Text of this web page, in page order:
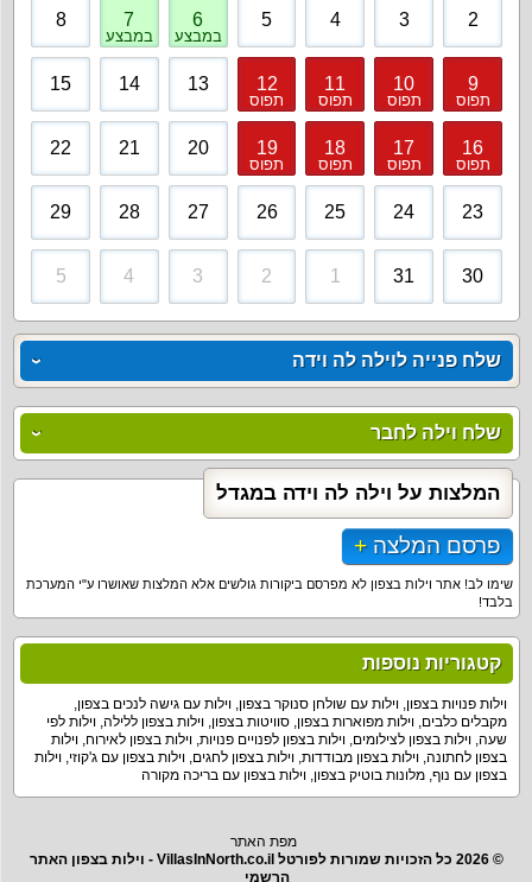
2
3
4
5
6
במבצע
7
במבצע
8
9
תפוס
10
תפוס
11
תפוס
12
תפוס
13
14
15
16
תפוס
17
תפוס
18
תפוס
19
תפוס
20
21
22
23
24
25
26
27
28
29
30
31
1
2
3
4
5
שלח פנייה לוילה לה וידה
שלח וילה לחבר
פרסם המלצה
המלצות על וילה לה וידה במגדל
שימו לב! אתר וילות בצפון לא מפרסם ביקורות גולשים אלא המלצות שאושרו ע"י המערכת
בלבד!
קטגוריות נוספות
וילות פנויות בצפון, וילות עם שולחן סנוקר בצפון, וילות עם גישה לנכים בצפון,
מקבלים כלבים, וילות מפוארות בצפון, סוויטות בצפון, וילות בצפון ללילה, וילות לפי
שעה, וילות בצפון לצילומים, וילות בצפון לפנויים פנויות, וילות בצפון לאירוח, וילות
בצפון לחתונה, וילות בצפון מבודדות, וילות בצפון לחגים, וילות בצפון עם ג'קוזי, וילות
בצפון עם נוף, מלונות בוטיק בצפון, וילות בצפון עם בריכה מקורה
מפת האתר
© 2026 כל הזכויות שמורות לפורטל VillasInNorth.co.il - וילות בצפון האתר
הרשמי